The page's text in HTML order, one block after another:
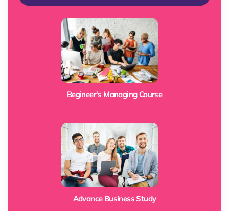
Begineer's Managing Course
Advance Business Study